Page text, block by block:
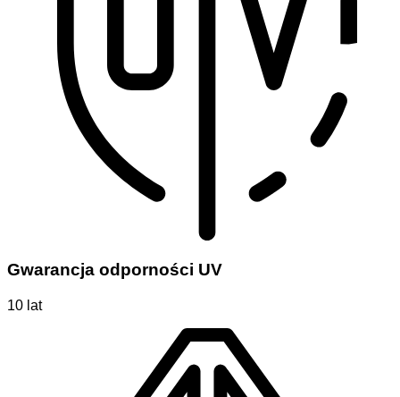
Gwarancja odporności UV
10 lat